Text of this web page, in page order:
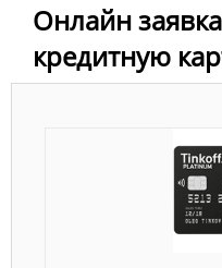
Онлайн
кредитную